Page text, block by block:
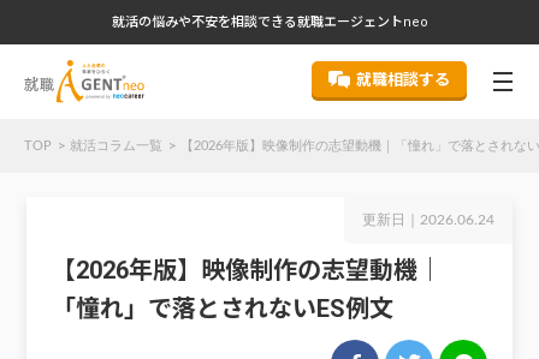
就活の悩みや不安を相談できる就職エージェントneo
就職相談する
TOP 就活コラム一覧 【2026年版】映像制作の志望動機｜「憧れ」で落とされな
更新日｜ 2026.06.24
【2026年版】映像制作の志望動機｜
「憧れ」で落とされないES例文